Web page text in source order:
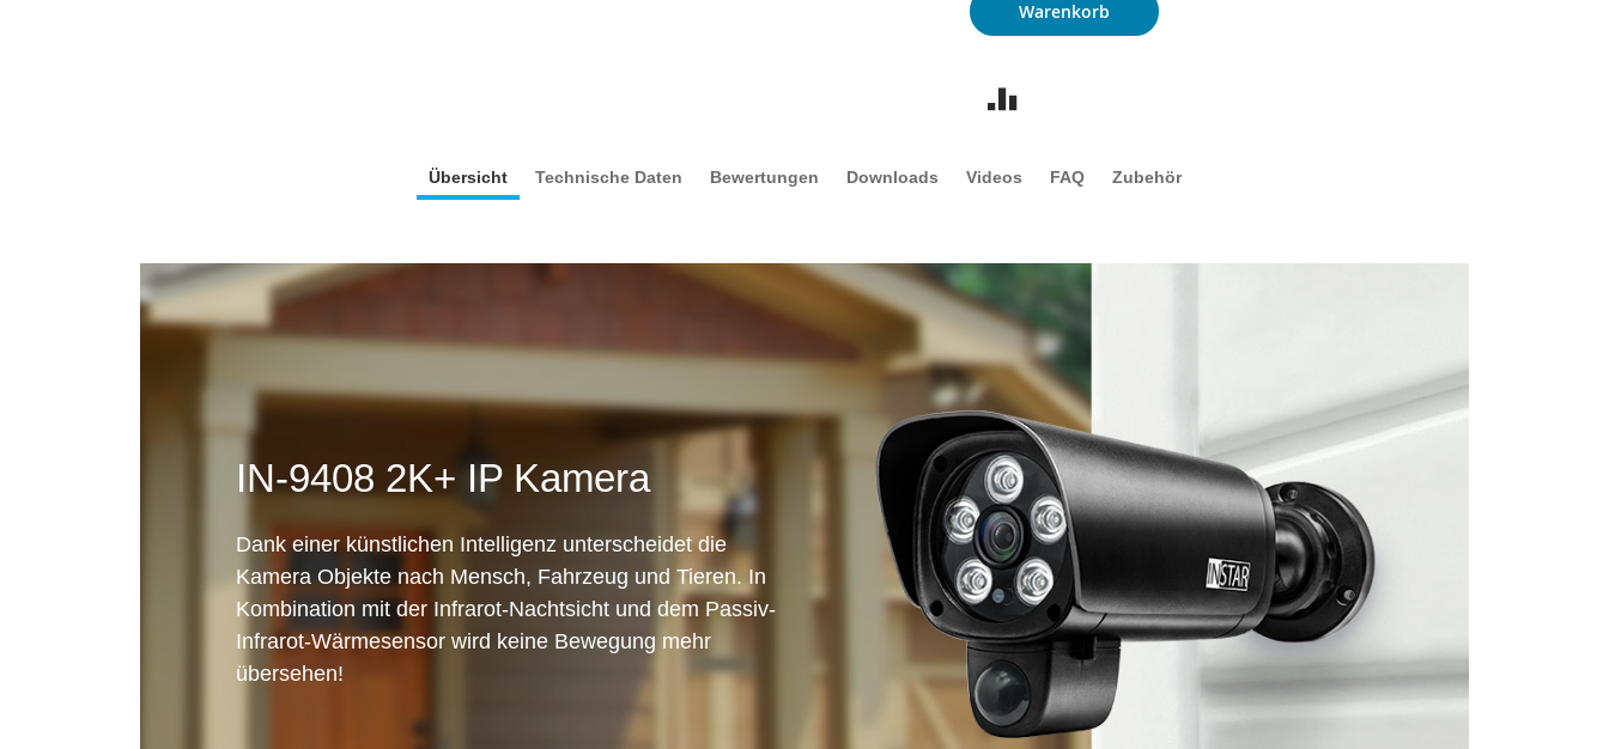
Warenkorb
Übersicht
IN-9408 2K+ IP Kamera
Dank einer künstlichen Intelligenz unterscheidet die
Kamera Objekte nach Mensch, Fahrzeug und Tieren. In
Kombination mit der Infrarot-Nachtsicht und dem Passiv-
Infrarot-Wärmesensor wird keine Bewegung mehr
übersehen!
Technische Daten Bewertungen Downloads Videos FAQ Zubehör